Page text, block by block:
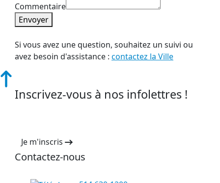
Commentaire
Envoyer
Si vous avez une question, souhaitez un suivi ou
avez besoin d'assistance : contactez la Ville
Inscrivez-vous à nos infolettres !
Je m'inscris
Contactez-nous